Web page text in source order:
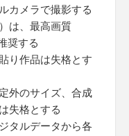
カメラで撮影する
は、最高画質
奨する
り作品は失格とす
外のサイズ、合成
失格とする
タルデータから各